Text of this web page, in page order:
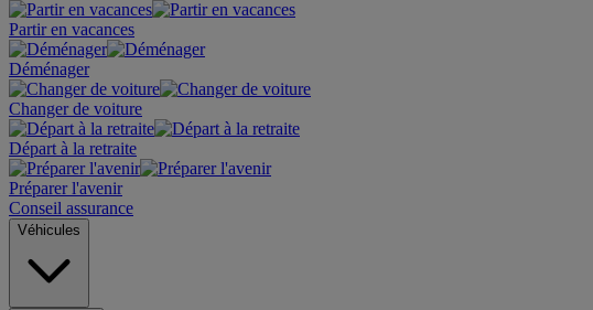
Partir en vacances
Déménager
Changer de voiture
Départ à la retraite
Préparer l'avenir
Conseil assurance
Véhicules